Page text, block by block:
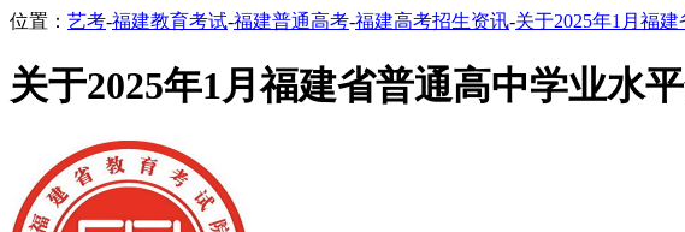
位置： 艺考-福建教育考试-福建普通高考-福建高考招生资讯-关于2025年1月福
关于2025年1月福建省普通高中学业水